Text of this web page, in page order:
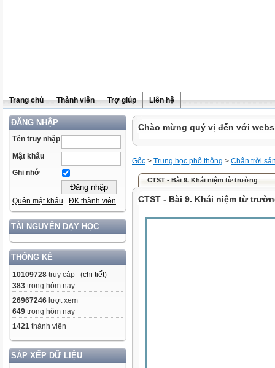
Trang chủ Thành viên Trợ giúp Liên hệ
ĐĂNG NHẬP
Tên truy nhập
Mật khẩu
Ghi nhớ
Quên mật khẩu ĐK thành viên
TÀI NGUYÊN DẠY HỌC
THỐNG KÊ
10109728 truy cập (chi tiết)
383 trong hôm nay
26967246 lượt xem
649 trong hôm nay
1421 thành viên
SẮP XẾP DỮ LIỆU
Chào mừng quý vị đến với
Gốc > Trung học phổ thông > Chân trời
CTST - Bài 9. Khái niệm từ trường
CTST - Bài 9. Khái niệm từ